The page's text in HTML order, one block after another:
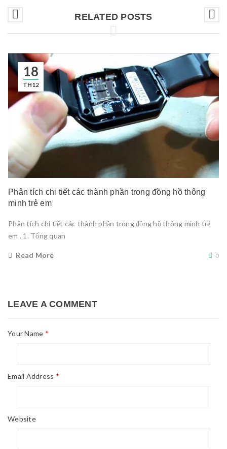
RELATED POSTS
18
TH12
Phân tích chi tiết các thành phần trong đồng hồ thông
minh trẻ em
Phân tích chi tiết các thành phần trong đồng hồ thông minh trẻ
em . 1. Tổng quan
Read More 0
LEAVE A COMMENT
Your Name *
Email Address *
Website